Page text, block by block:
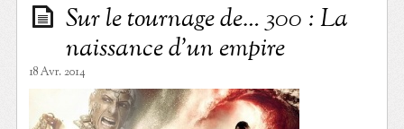
Sur le tournage de… 300 : La
naissance d’un empire
18 Avr. 2014